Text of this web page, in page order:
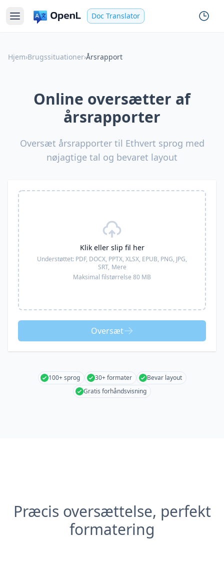
Doc Translator
Hjem›Brugssituationer›Årsrapport
Online oversætter af
årsrapporter
Oversæt årsrapporter til Ethvert sprog med
nøjagtige tal og bevaret layout
Klik eller slip fil her
Understøttet: PDF, DOCX, PPTX, XLSX, EPUB, PNG, JPG,
SRT, Mere
Maksimal filstørrelse 80 MB
Oversæt
100+ sprog 30+ formater
Bevar layout
Gratis forhåndsvisning
Præcis oversættelse, perfekt
formatering